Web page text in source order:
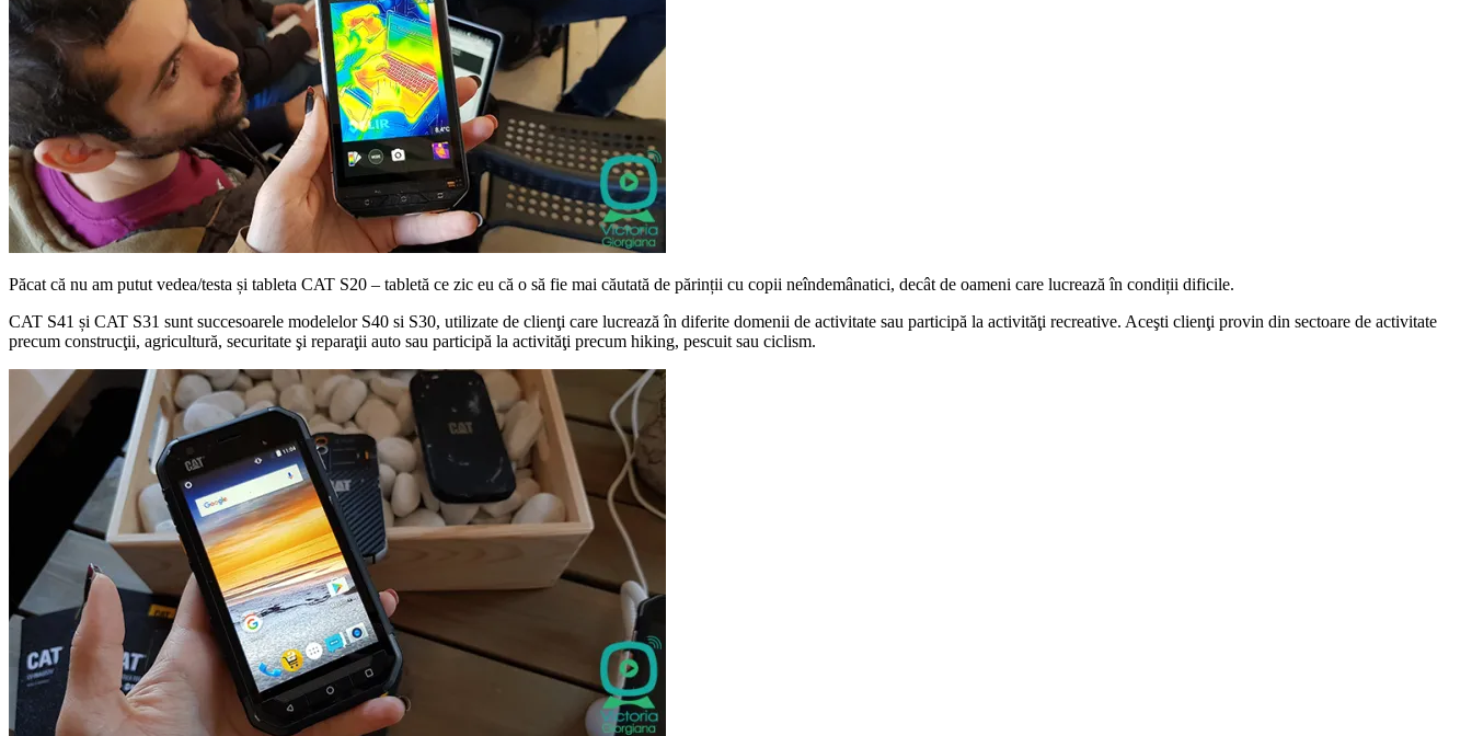
Păcat că nu am putut vedea/testa și tableta CAT S20 – tabletă ce zic eu că o să fie mai căutată de părinții cu copii neîndemânatici, decât de oameni care lucrează în condiții dificile.
CAT S41 și CAT S31 sunt succesoarele modelelor S40 si S30, utilizate de clienţi care lucrează în diferite domenii de activitate sau participă la activităţi recreative. Aceşti clienţi provin din sectoare de activitate
precum construcţii, agricultură, securitate şi reparaţii auto sau participă la activităţi precum hiking, pescuit sau ciclism.